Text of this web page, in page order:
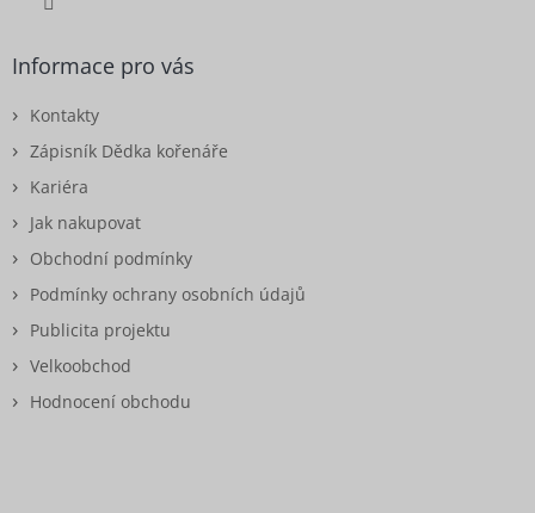
Informace pro vás
Kontakty
Zápisník Dědka kořenáře
Kariéra
Jak nakupovat
Obchodní podmínky
Podmínky ochrany osobních údajů
Publicita projektu
Velkoobchod
Hodnocení obchodu